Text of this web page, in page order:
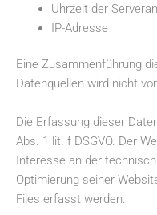
Uhrzeit der
IP-Adresse
Eine Zusammenführung
Datenquellen wird nicht
Die Erfassung dieser
Abs. 1 lit. f DSGVO. Der
Interesse an der
Optimierung seiner
Files erfasst werden.